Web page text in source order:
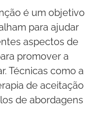
é um objetivo
para ajudar
aspectos de
promover a
Técnicas como a
de aceitação
de abordagens